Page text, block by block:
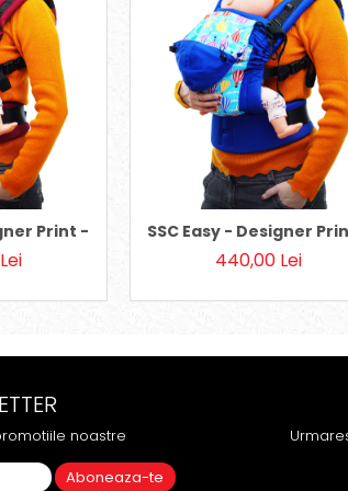
Print - Roz Balloons, Baby
SSC Easy - Designer
440,00 Lei
noastre